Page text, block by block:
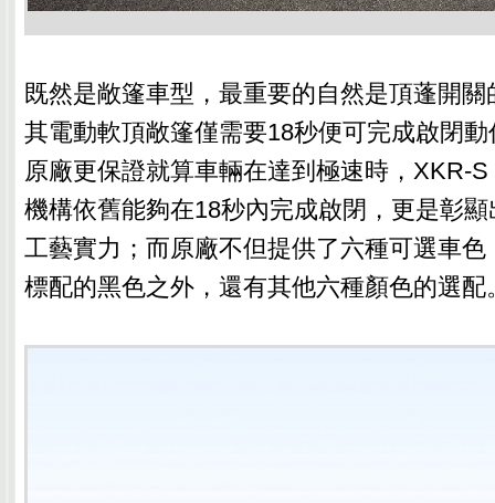
既然是敞篷車型，最重要的自然是頂蓬開
其電動軟頂敞篷僅需要18秒便可完成啟閉
原廠更保證就算車輛在達到極速時，XKR-
機構依舊能夠在18秒內完成啟閉，更是彰
工藝實力；而原廠不但提供了六種可選車
標配的黑色之外，還有其他六種顏色的選配